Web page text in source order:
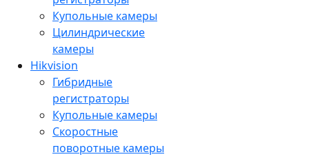
Купольные камеры
Цилиндрические
камеры
Hikvision
Гибридные
регистраторы
Купольные камеры
Скоростные
поворотные камеры